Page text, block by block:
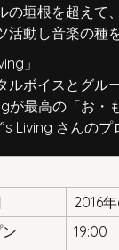
の垣根を超えて
活動し音楽の種
」
ルボイスとグル
が最高の「お・
Living さんのプ
2016
19:00